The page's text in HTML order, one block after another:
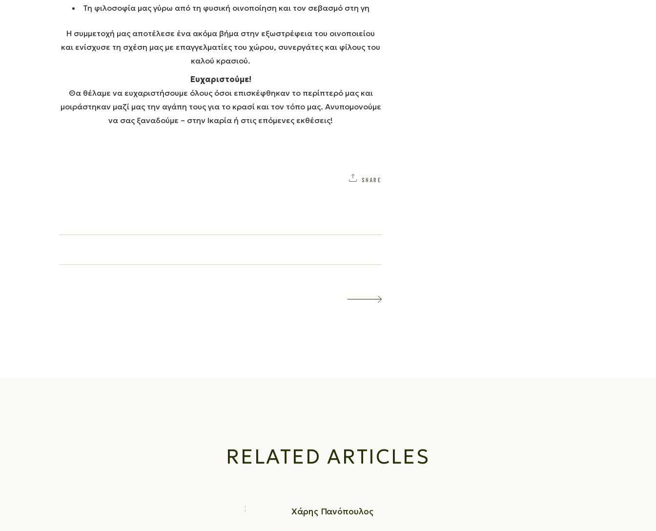
Τη φιλοσοφία μας γύρω από τη φυσική οινοποίηση και τον σεβασμό στη γη
Η συμμετοχή μας αποτέλεσε ένα ακόμα βήμα στην εξωστρέφεια του οινοποιείου
και ενίσχυσε τη σχέση μας με επαγγελματίες του χώρου, συνεργάτες και φίλους του
καλού κρασιού.
Ευχαριστούμε!
Θα θέλαμε να ευχαριστήσουμε όλους όσοι επισκέφθηκαν το περίπτερό μας και
μοιράστηκαν μαζί μας την αγάπη τους για το κρασί και τον τόπο μας. Ανυπομονούμε
να σας ξαναδούμε – στην Ικαρία ή στις επόμενες εκθέσεις!
SHARE
RELATED ARTICLES